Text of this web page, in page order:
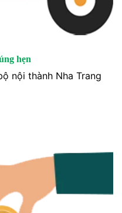
hẹn
nội thành Nha Trang